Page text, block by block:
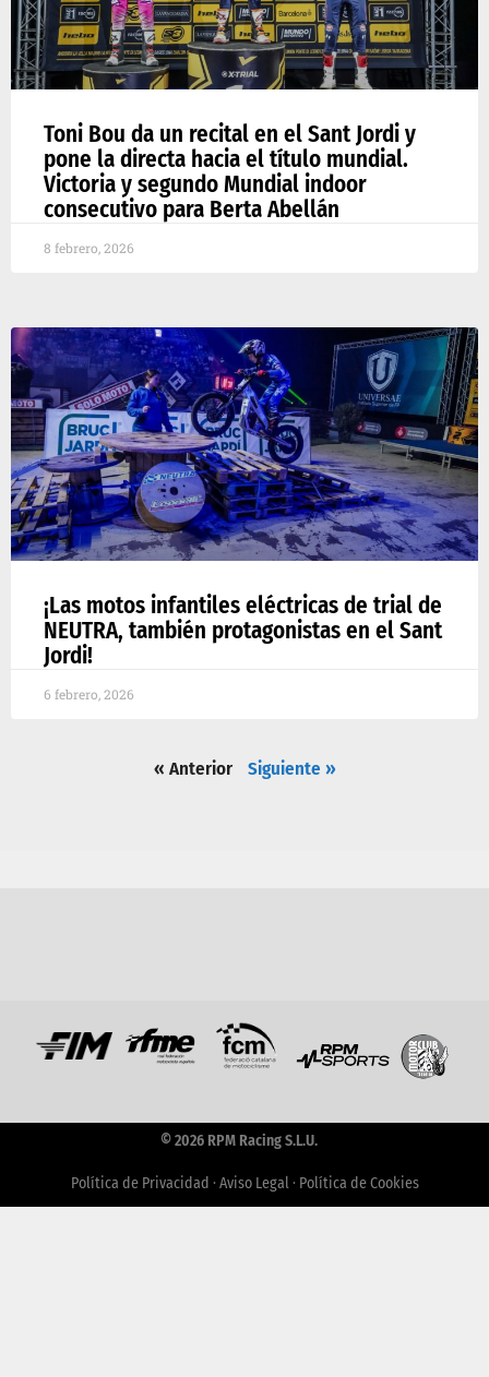
Toni Bou da un recital en el Sant Jordi y
pone la directa hacia el título mundial.
Victoria y segundo Mundial indoor
consecutivo para Berta Abellán
8 febrero, 2026
¡Las motos infantiles eléctricas de trial de
NEUTRA, también protagonistas en el Sant
Jordi!
6 febrero, 2026
« Anterior Siguiente »
© 2026 RPM Racing S.L.U.
Política de Privacidad · Aviso Legal· Política de Cookies